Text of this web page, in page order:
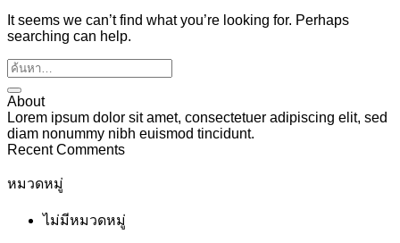
It seems we can’t find what you’re looking for. Perhaps
searching can help.
About
Lorem ipsum dolor sit amet, consectetuer adipiscing elit, sed
diam nonummy nibh euismod tincidunt.
Recent Comments
หมวดหมู่
ไม่มีหมวดหมู่